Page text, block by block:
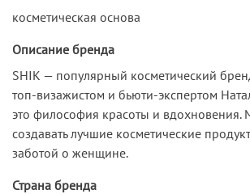
косметическая основа
Описание бренда
SHIK — популярный косметический
топ-визажистом и бьюти-экспертом
это философия красоты и вдохновения.
создавать лучшие косметические
заботой о женщине.
Страна бренда